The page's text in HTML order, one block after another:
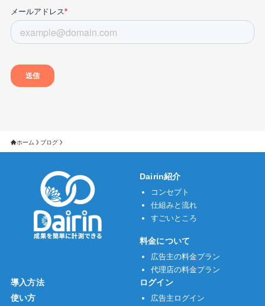
ホーム ブログ
Dairin紹介
コンセプト
仕組みと流れ
すごいところ
料金について
広告主の料金プラン
代理店の料金プラン
導入方法
使い方
ログイン
広告主ログイン